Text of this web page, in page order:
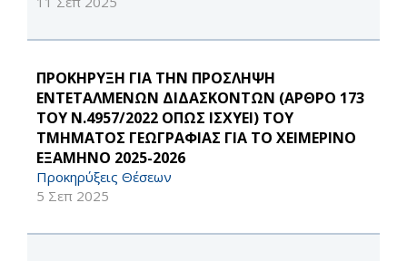
ΠΡΟΚΗΡΥΞΗ ΓΙΑ ΤΗΝ ΠΡΟΣΛΗΨΗ
ΕΝΤΕΤΑΛΜΕΝΩΝ ΔΙΔΑΣΚΟΝΤΩΝ (ΑΡΘΡΟ 173
ΤΟΥ Ν.4957/2022 ΟΠΩΣ ΙΣΧΥΕΙ) ΤΟΥ
ΤΜΗΜΑΤΟΣ ΓΕΩΓΡΑΦΙΑΣ ΓΙΑ ΤΟ ΧΕΙΜΕΡΙΝΟ
ΕΞΑΜΗΝΟ 2025-2026
Προκηρύξεις Θέσεων
5 Σεπ 2025